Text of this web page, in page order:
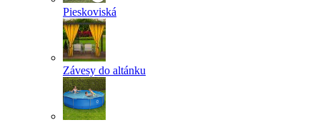
Pieskoviská
Závesy do altánku